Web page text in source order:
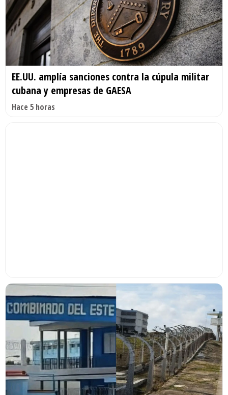
EE.UU. amplía sanciones contra la cúpula militar
cubana y empresas de GAESA
Hace 5 horas